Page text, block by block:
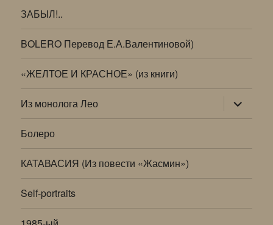
ЗАБЫЛ!..
BOLERO Перевод Е.А.Валентиновой)
«ЖЕЛТОЕ И КРАСНОЕ» (из книги)
Из монолога Лео раскрыть
дочернее
меню
Болеро
КАТАВАСИЯ (Из повести «Жасмин»)
Self-portraits